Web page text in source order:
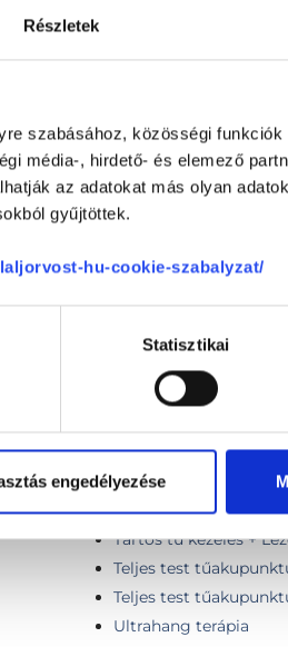
Részletek
szabásához, közösségi
média-, hirdető- és elemező
az adatokat más olyan
gyűjtöttek.
hu-cookie-szabalyzat/
Statisztikai
engedélyezése
így fájdalommentes. Az
idő lerövidíthető.
Lézerakupunktúra
Mikro-áramú
Szakorvosi kontroll
Szakorvosi vizsgálat
Tartós tű kezelés
Tartós tű kezelés +
Teljes test
Teljes test
Ultrahang terápia